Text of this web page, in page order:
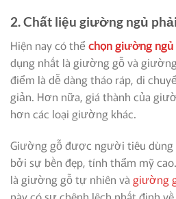
2. Chất liệu giường ngủ
Hiện nay có thể chọn giường ngủ
dụng nhất là giường gỗ và
điểm là dễ dàng tháo ráp, di
giản. Hơn nữa, giá thành của
hơn các loại giường khác.
Giường gỗ được người tiêu dùng
bởi sự bền đẹp, tính thẩm mỹ
là giường gỗ tự nhiên và giường